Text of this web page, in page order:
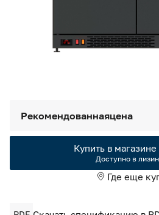
Рекомендованнаяцена
Купить в
Доступно в
Где еще
Машины холодильные
Решения для Вашего Dark Store